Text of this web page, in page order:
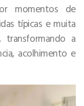
momentos de
típicas e muita
transformando a
acolhimento e